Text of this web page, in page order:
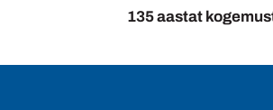
135 aastat